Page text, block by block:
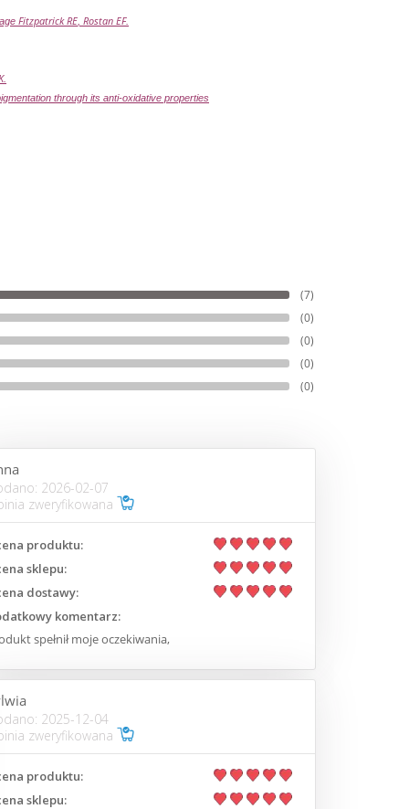
Fitzpatrick RE Rostan EF.
.
through its anti-oxidative properties
(7)
(0)
(0)
(0)
(0)
2026-02-07
zweryfikowana
produktu:
sklepu:
dostawy:
komentarz:
spełnił moje oczekiwania,
2025-12-04
zweryfikowana
produktu:
sklepu: